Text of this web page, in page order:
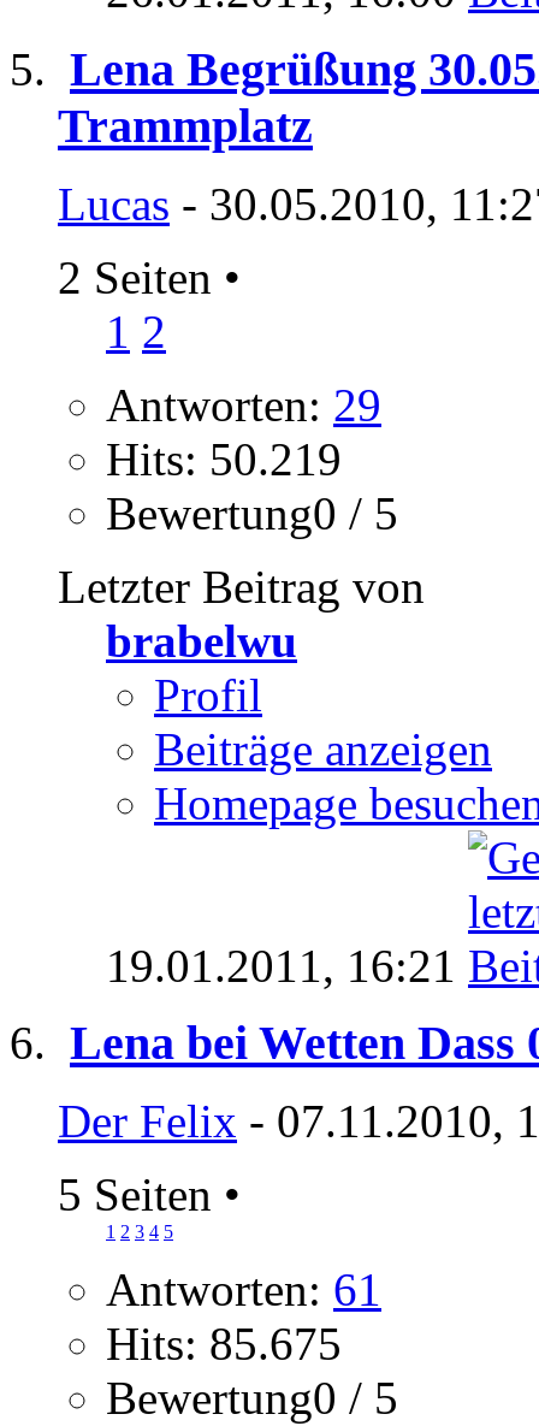
Lena Begrüßung
Trammplatz
Lucas - 30.05.2010,
2 Seiten •
1 2
Antworten: 29
Hits: 50.219
Bewertung0 / 5
Letzter Beitrag von
brabelwu
Profil
Beiträge anzeigen
Homepage
19.01.2011, 16:21
Lena bei Wetten Dass
Der Felix - 07.11.2010,
5 Seiten •
1 2 3 4 5
Antworten: 61
Hits: 85.675
Bewertung0 / 5